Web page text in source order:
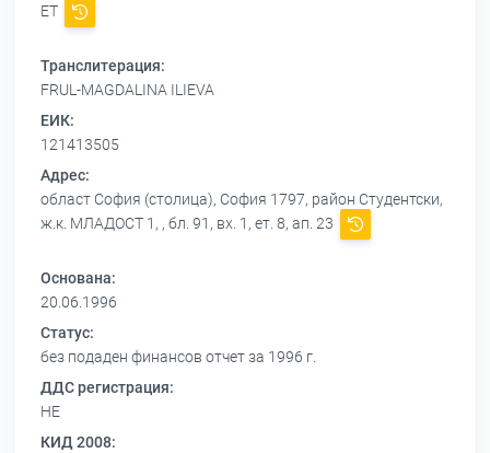
ЕТ
Транслитерация:
FRUL-MAGDALINA ILIEVA
ЕИК:
121413505
Адрес:
област София (столица), София 1797, район Студентски,
ж.к. МЛАДОСТ 1, , бл. 91, вх. 1, ет. 8, ап. 23
Основана:
20.06.1996
Статус:
без подаден финансов отчет за 1996 г.
ДДС регистрация:
НЕ
КИД 2008: